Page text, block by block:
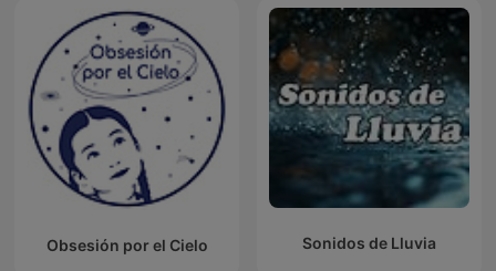
Obsesión por el Cielo Sonidos de Lluvia